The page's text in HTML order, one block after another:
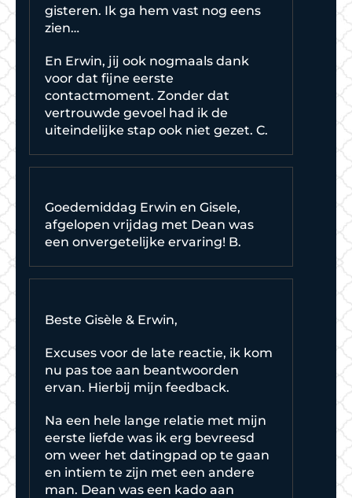
gisteren. Ik ga hem vast nog eens
zien…
En Erwin, jij ook nogmaals dank
voor dat fijne eerste
contactmoment. Zonder dat
vertrouwde gevoel had ik de
uiteindelijke stap ook niet gezet. C.
Goedemiddag Erwin en Gisele,
afgelopen vrijdag met Dean was
een onvergetelijke ervaring! B.
Beste Gisèle & Erwin,
Excuses voor de late reactie, ik kom
nu pas toe aan beantwoorden
ervan. Hierbij mijn feedback.
Na een hele lange relatie met mijn
eerste liefde was ik erg bevreesd
om weer het datingpad op te gaan
en intiem te zijn met een andere
man. Dean was een kado aan